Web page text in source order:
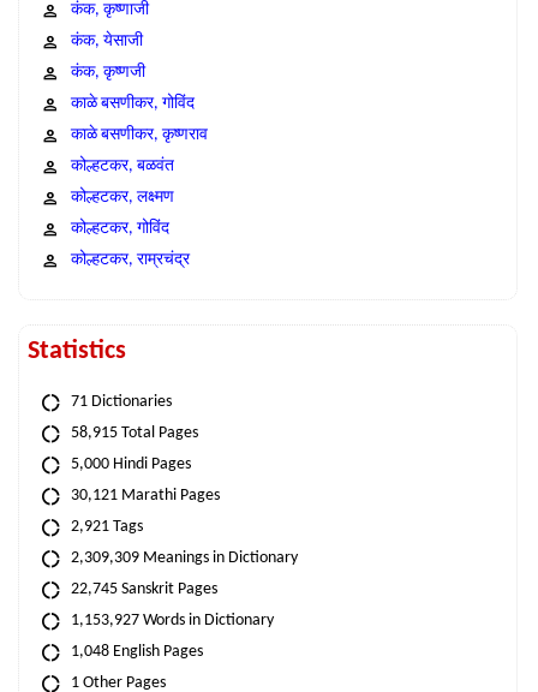
कंक, कृष्णाजी
कंक, येसाजी
कंक, कृष्णजी
काळे बसणीकर, गोविंद
काळे बसणीकर, कृष्णराव
कोल्हटकर, बळवंत
कोल्हटकर, लक्ष्मण
कोल्हटकर, गोविंद
कोल्हटकर, राम्रचंद्र
Statistics
71 Dictionaries
58,915 Total Pages
5,000 Hindi Pages
30,121 Marathi Pages
2,921 Tags
2,309,309 Meanings in Dictionary
22,745 Sanskrit Pages
1,153,927 Words in Dictionary
1,048 English Pages
1 Other Pages